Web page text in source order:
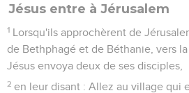
Jésus entre à Jérusalem
1 Lorsqu'ils approchèrent de
de Bethphagé et de Béthanie, vers
Jésus envoya deux de ses disciples,
2 en leur disant : Allez au village qui